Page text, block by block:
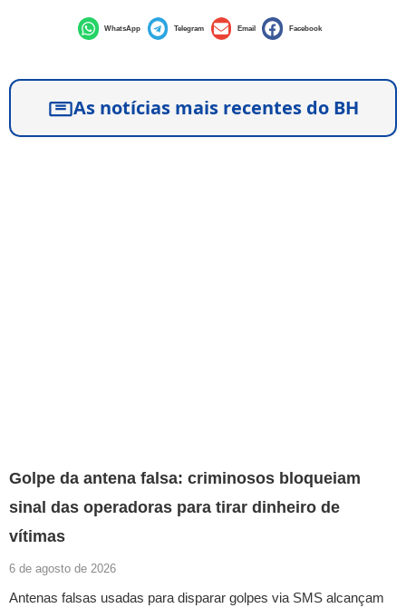
WhatsApp Telegram Email Facebook
As notícias mais recentes do BH
Golpe da antena falsa: criminosos bloqueiam
sinal das operadoras para tirar dinheiro de
vítimas
6 de agosto de 2026
Antenas falsas usadas para disparar golpes via SMS alcançam